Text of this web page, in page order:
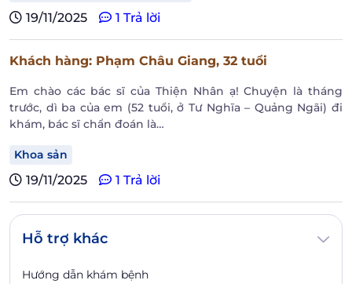
19/11/2025 1 Trả lời
Khách hàng: Phạm Châu Giang, 32 tuổi
Em chào các bác sĩ của Thiện Nhân ạ! Chuyện là tháng
trước, dì ba của em (52 tuổi, ở Tư Nghĩa – Quảng Ngãi) đi
khám, bác sĩ chẩn đoán là…
Khoa sản
19/11/2025 1 Trả lời
Hỗ trợ khác
Hướng dẫn khám bệnh